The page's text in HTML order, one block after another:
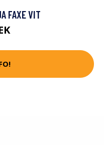
FAXE VIT